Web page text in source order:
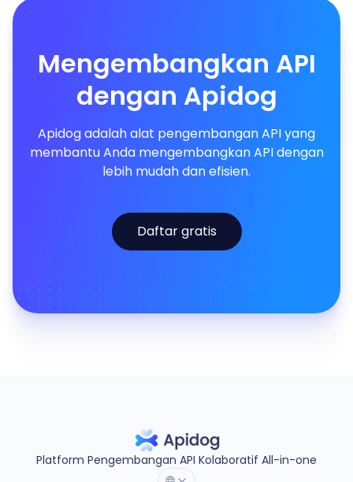
Mengembangkan API
dengan Apidog
Apidog adalah alat pengembangan API yang
membantu Anda mengembangkan API dengan
lebih mudah dan efisien.
Daftar gratis
Platform Pengembangan API Kolaboratif All-in-one